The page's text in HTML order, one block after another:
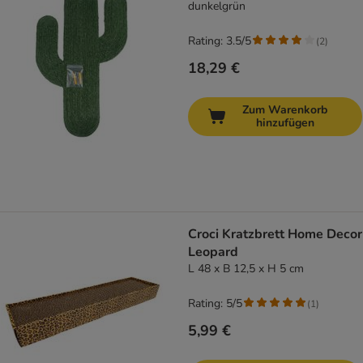
dunkelgrün
18,29 €
Rating: 3.5/5 (2)
Zum Warenkorb
hinzufügen
Croci Kratzbrett Home Decor
Leopard
L 48 x B 12,5 x H 5 cm
5,99 €
Rating: 5/5 (1)